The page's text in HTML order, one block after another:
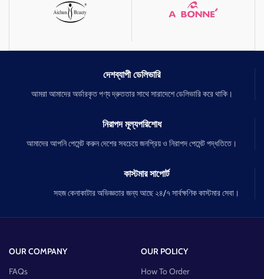
দেশব্যাপী ডেলিভারি
আমরা আমাদের অর্ডারকৃত পণ্য দ্রুততার সাথে সারাদেশে ডেলিভারি করে থাকি।
নিরাপদ মূল্যপরিশোধ
আমাদের আপনি পেমেন্ট করুন দেশের সবচেয়ে জনপ্রিয় ও নিরাপদ পেমেন্ট পদ্ধতিতে।
কাস্টমার সাপোর্ট
সহজ কেনাকাটার অভিজ্ঞতার জন্য আছে ২৪/৭ সার্বক্ষণিক কাস্টমার সেবা।
OUR COMPANY
FAQs
OUR POLICY
How To Order